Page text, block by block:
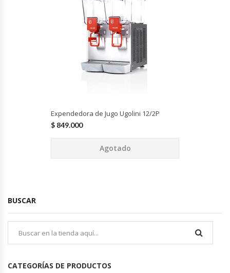
Hornos A Piso Y Pizzeros
Expendedora de Jugo Ugolini 12/2P
$ 849.000
Agotado
BUSCAR
CATEGORÍAS DE PRODUCTOS